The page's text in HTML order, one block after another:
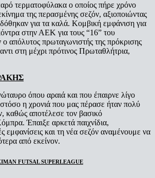
τερματοφύλακα ο οποίος πήρε χρόνο
της περασμένης σεζόν, αξιοποιώντας
δόθηκαν για τα καλά. Κομβική εμφάνιση για
στην ΑΕΚ για τους “16” του
απόλυτος πρωταγωνιστής της πρόκρισης
στη μέχρι πρότινος Πρωταθλήτρια,
όπου αραιά και που έπαιρνε λίγο
η χρονιά που μας πέρασε ήταν πολύ
καθώς αποτέλεσε τον βασικό
Έπαιξε αρκετά παιχνίδια,
εμφανίσεις και τη νέα σεζόν αναμένουμε να
από εκείνον.
FUTSAL SUPERLEAGUE